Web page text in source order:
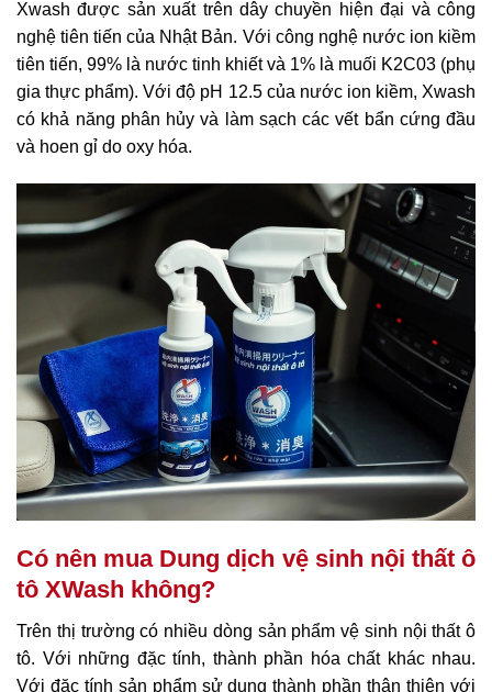
Xwash được sản xuất trên dây chuyền hiện đại và công
nghệ tiên tiến của Nhật Bản. Với công nghệ nước ion kiềm
tiên tiến, 99% là nước tinh khiết và 1% là muối K2C03 (phụ
gia thực phẩm). Với độ pH 12.5 của nước ion kiềm, Xwash
có khả năng phân hủy và làm sạch các vết bẩn cứng đầu
và hoen gỉ do oxy hóa.
Có nên mua Dung dịch vệ sinh nội thất ô
tô XWash không?
Trên thị trường có nhiều dòng sản phẩm vệ sinh nội thất ô
tô. Với những đặc tính, thành phần hóa chất khác nhau.
Với đặc tính sản phẩm sử dụng thành phần thân thiện với